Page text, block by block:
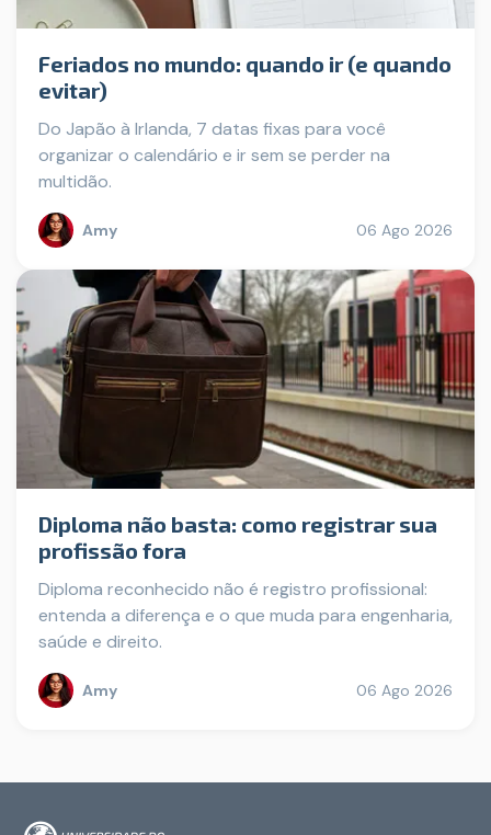
Feriados no mundo: quando ir (e quando
evitar)
Do Japão à Irlanda, 7 datas fixas para você
organizar o calendário e ir sem se perder na
multidão.
Amy 06 Ago 2026
Diploma não basta: como registrar sua
profissão fora
Diploma reconhecido não é registro profissional:
entenda a diferença e o que muda para engenharia,
saúde e direito.
Amy 06 Ago 2026